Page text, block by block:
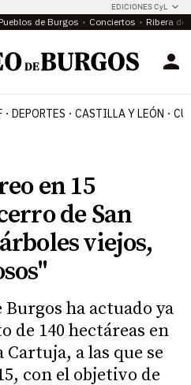
EDICIONES CyL
de Burgos Conciertos Ribera del
DEPORTES CASTILLA Y LEÓN
en 15
de San
viejos,
ha actuado ya
de 140 hectáreas en
Cartuja, a las que se
con el objetivo de